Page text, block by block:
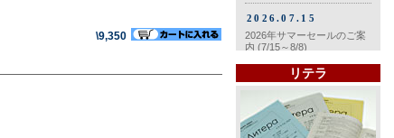
\9,350
リテラ